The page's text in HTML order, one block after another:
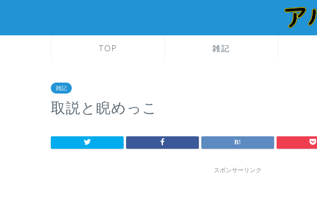
TOP 雑記
雑記
取説と睨めっこ
スポンサーリンク